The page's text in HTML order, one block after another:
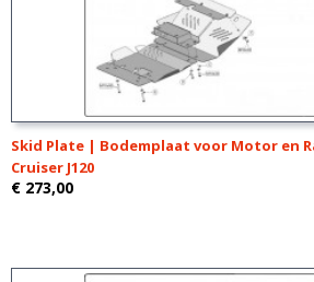
Skid Plate | Bodemplaat voor Motor en
Cruiser J120
€ 273,00